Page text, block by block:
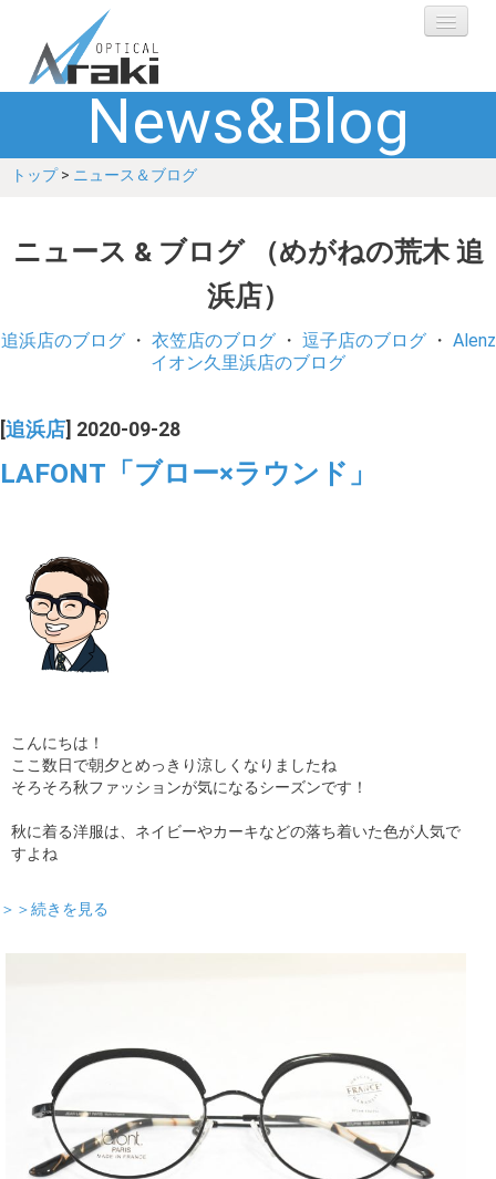
選ばれる理由
ブランド
ショップ
お客さまの声
コラム
ブログ
News&Blog
トップ> ニュース＆ブログ
ニュース & ブログ （めがねの荒木 追
浜店）
追浜店のブログ・ 衣笠店のブログ・ 逗子店のブログ・ Alenz
イオン久里浜店のブログ
追浜店 ] 2020-09-28
LAFONT「ブロー×ラウンド」
こんにちは！
ここ数日で朝夕とめっきり涼しくなりましたね
そろそろ秋ファッションが気になるシーズンです！
秋に着る洋服は、ネイビーやカーキなどの落ち着いた色が人気で
すよね
＞＞続きを見る